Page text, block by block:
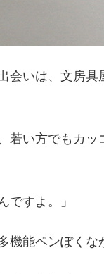
会いは、文房
若い方でもカ
ですよ。」
機能ペンぽくな